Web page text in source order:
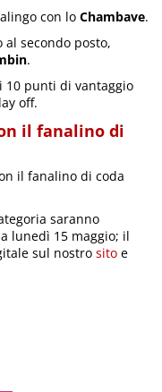
con loChambave.
al secondo posto,
.
10 punti di vantaggio
off.
il fanalino di
il fanalino di coda
saranno
lunedì 15 maggio; il
sul nostrosito e